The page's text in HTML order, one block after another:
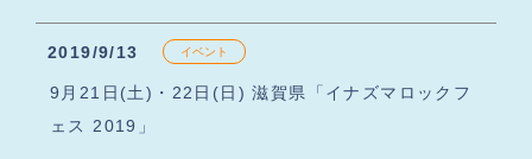
2019/9/13 イベント
9月21日(土)・22日(日) 滋賀県「イナズマロックフ
ェス 2019」